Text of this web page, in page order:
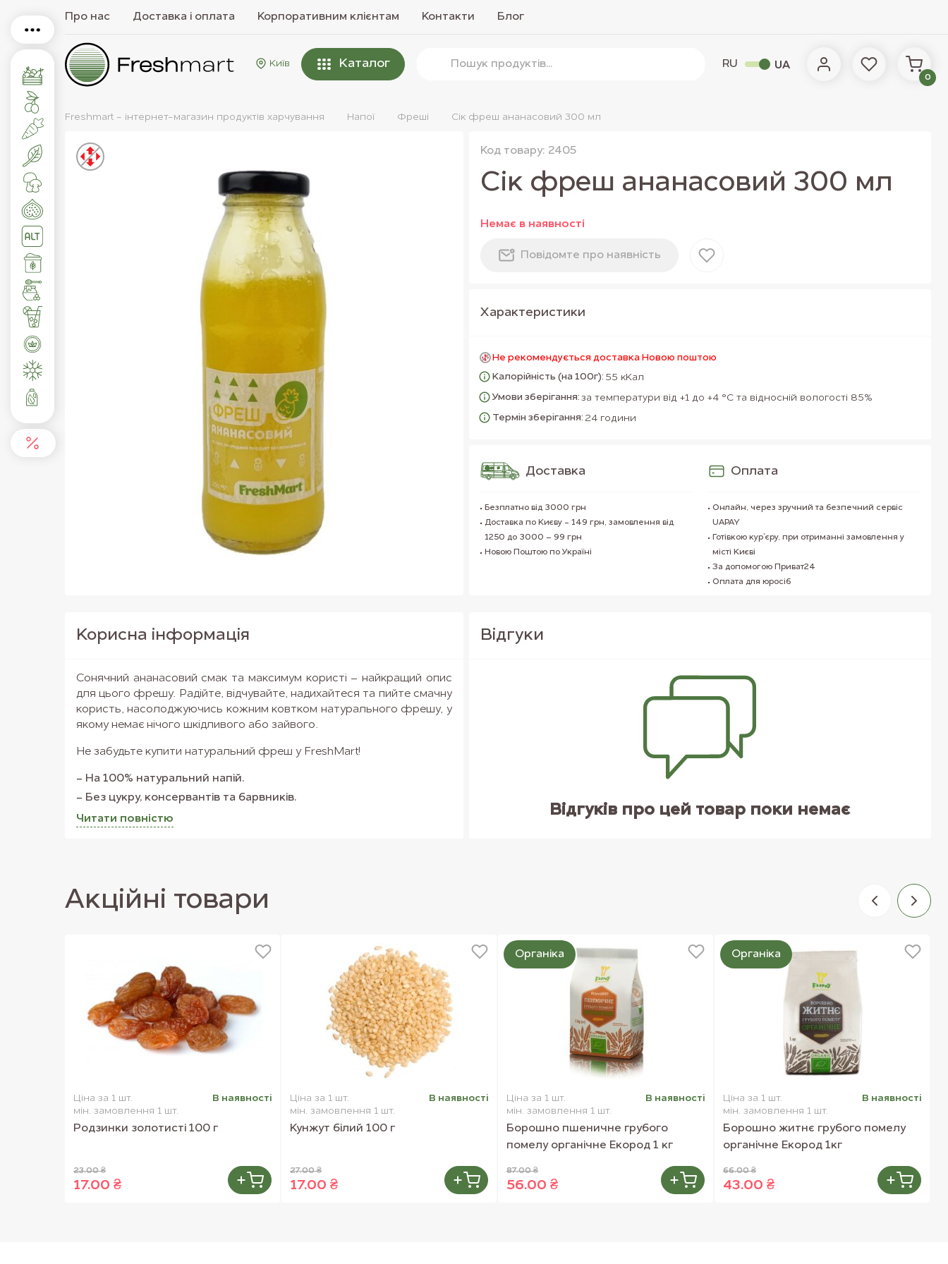
Про нас Доставка і оплата Корпоративним клієнтам Контакти Блог
Київ Каталог RU UA
0
Freshmart - інтернет-магазин продуктів харчування Напої Фреші Сік фреш ананасовий 300 мл
Сік фреш ананасовий 300 мл
Код товару: 2405
Немає в наявностi
Повiдомте про наявнiсть
Характеристики
Не рекомендується доставка Новою поштою
Калорійність (на 100г): 55 кКал
Умови зберігання: за температури від +1 до +4 °C та відносній вологості 85%
Термін зберігання: 24 години
Доставка
Безплатно від 3000 грн
Доставка по Києву - 149 грн, замовлення від
1250 до 3000 – 99 грн
Новою Поштою по Україні
Оплата
Онлайн, через зручний та безпечний сервіс
UAPAY
Готівкою кур`єру, при отриманні замовлення у
місті Києві
За допомогою Приват24
Оплата для юросіб
Корисна iнформацiя
Читати повнiстю
Сонячний ананасовий смак та максимум користі – найкращий опис
для цього фрешу. Радійте, відчувайте, надихайтеся та пийте смачну
користь, насолоджуючись кожним ковтком натурального фрешу, у
якому немає нічого шкідливого або зайвого.
Не забудьте купити натуральний фреш у FreshMart!
На 100% натуральний напій.
Без цукру, консервантів та барвників.
Не піддається термічній обробці.
Вiдгуки
Відгуків про цей товар поки немає
Акцiйнi товари
Ціна за 1 шт.
мін. замовлення 1 шт.
В наявностi
Родзинки золотисті 100 г
23.00 ₴
17.00 ₴
Ціна за 1 шт.
мін. замовлення 1 шт.
В наявностi
Кунжут білий 100 г
27.00 ₴
17.00 ₴
Ціна за 1 шт.
мін. замовлення 1 шт.
В наявностi
Борошно пшеничне грубого
помелу органічне Екород 1 кг
87.00 ₴
56.00 ₴
Органіка
Ціна за 1 шт.
мін. замовлення 1 шт.
В наявностi
Борошно житнє грубого помелу
органічне Екород 1кг
66.00 ₴
43.00 ₴
Органіка